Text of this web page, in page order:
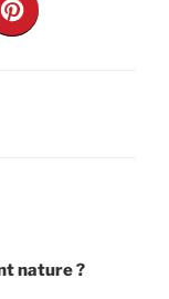
nature ?